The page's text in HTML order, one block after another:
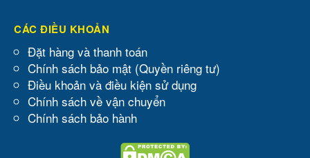
CÁC ĐIỀU KHOẢN
Đặt hàng và thanh toán
Chính sách bảo mật (Quyền riêng tư)
Điều khoản và điều kiện sử dụng
Chính sách về vận chuyển
Chính sách bảo hành